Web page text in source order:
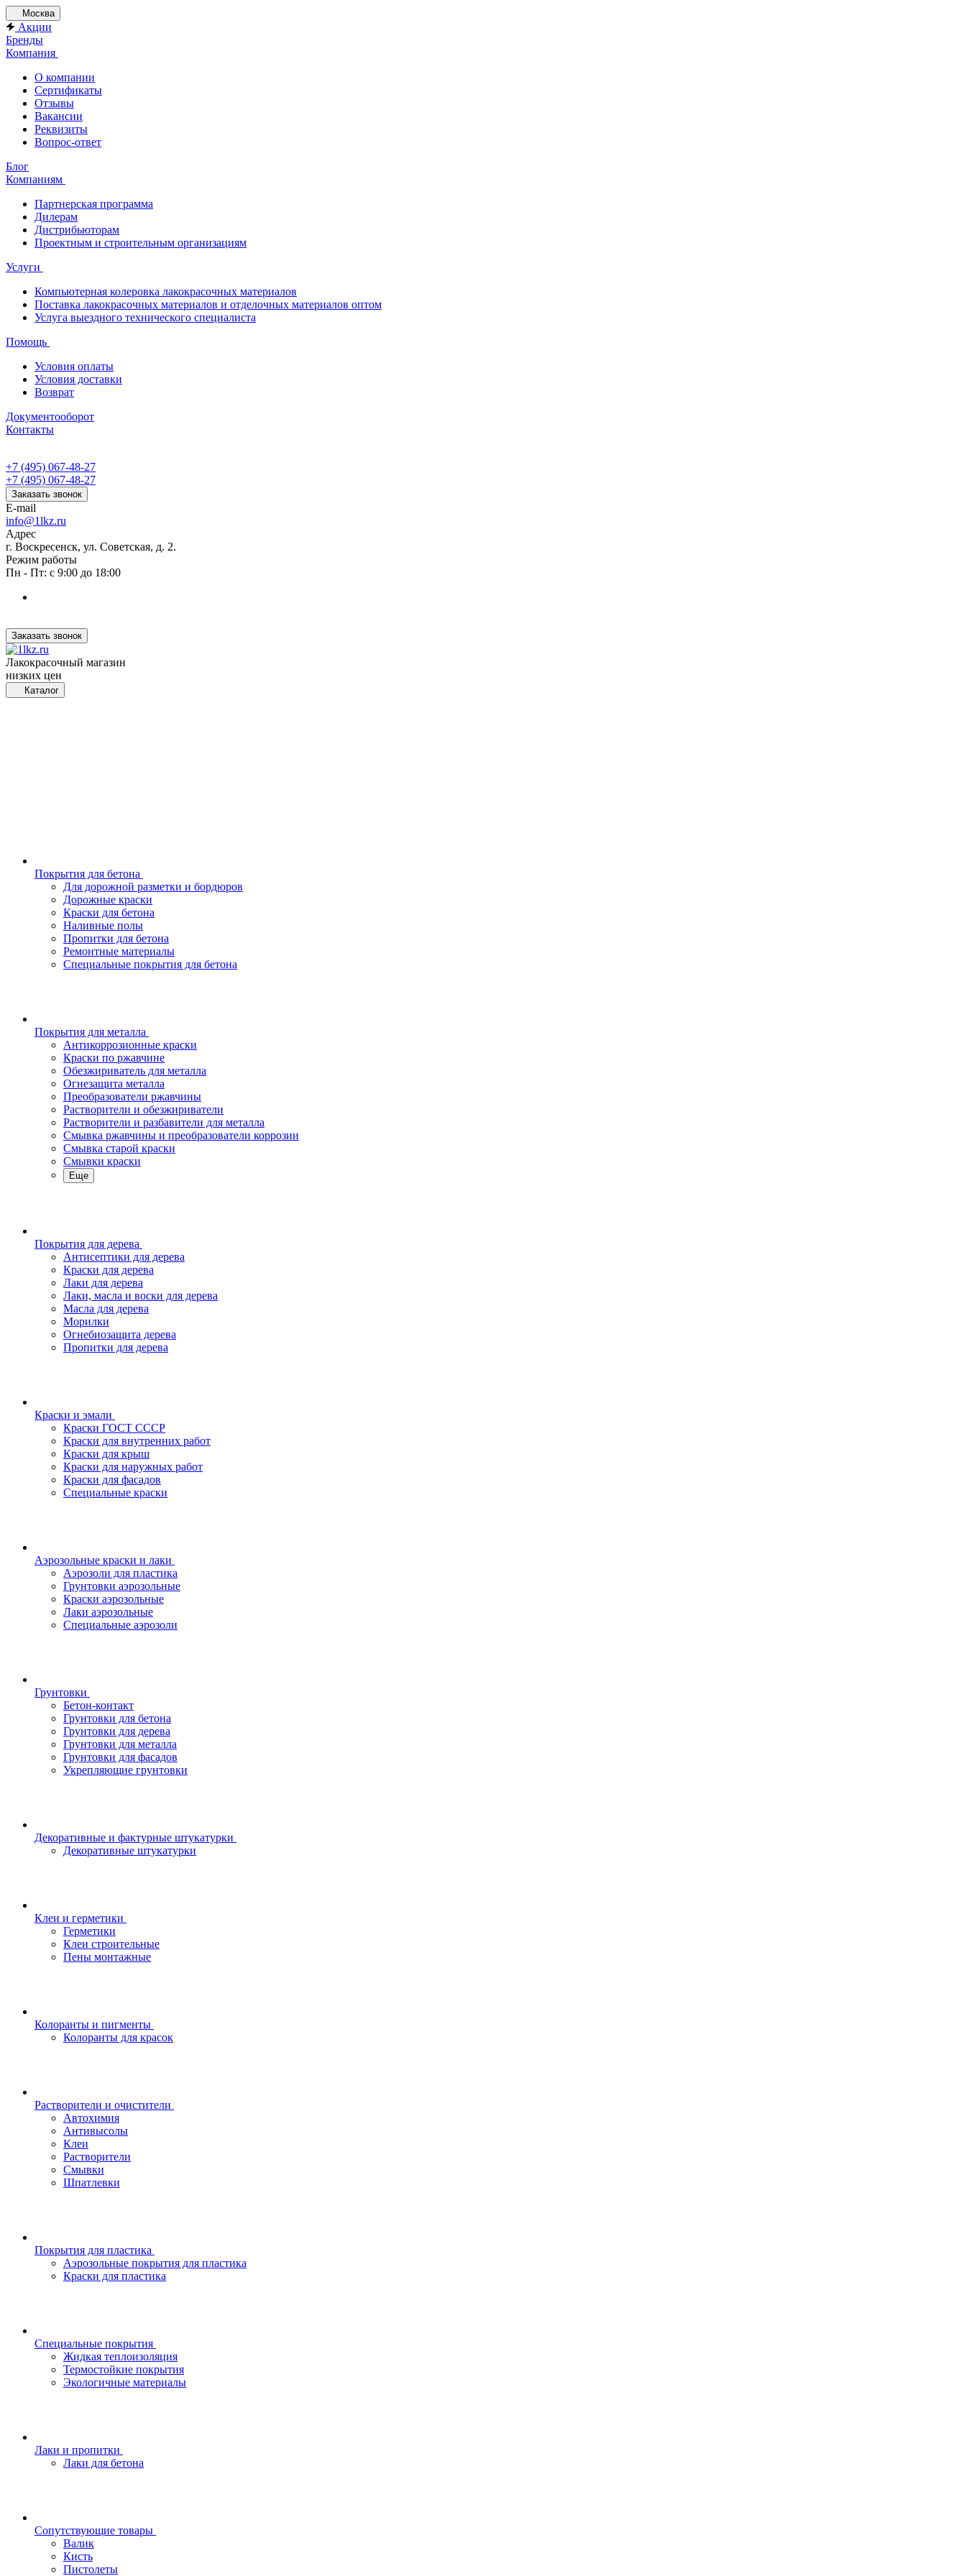
Москва
Акции
Бренды
Компания
О компании
Сертификаты
Отзывы
Вакансии
Реквизиты
Вопрос-ответ
Блог
Компаниям
Партнерская программа
Дилерам
Дистрибьюторам
Проектным и строительным организациям
Услуги
Компьютерная колеровка лакокрасочных материалов
Поставка лакокрасочных материалов и отделочных материалов оптом
Услуга выездного технического специалиста
Помощь
Условия оплаты
Условия доставки
Возврат
Документооборот
Контакты
+7 (495) 067-48-27
+7 (495) 067-48-27
Заказать звонок
E-mail
info@1lkz.ru
Адрес
г. Воскресенск, ул. Советская, д. 2.
Режим работы
Пн - Пт: с 9:00 до 18:00
Заказать звонок
Лакокрасочный магазин
низких цен
Каталог
Покрытия для бетона
Для дорожной разметки и бордюров
Дорожные краски
Краски для бетона
Наливные полы
Пропитки для бетона
Ремонтные материалы
Специальные покрытия для бетона
Покрытия для металла
Антикоррозионные краски
Краски по ржавчине
Обезжириватель для металла
Огнезащита металла
Преобразователи ржавчины
Растворители и обезжириватели
Растворители и разбавители для металла
Смывка ржавчины и преобразователи коррозии
Смывка старой краски
Смывки краски
Еще
Покрытия для дерева
Антисептики для дерева
Краски для дерева
Лаки для дерева
Лаки, масла и воски для дерева
Масла для дерева
Морилки
Огнебиозащита дерева
Пропитки для дерева
Краски и эмали
Краски ГОСТ СССР
Краски для внутренних работ
Краски для крыш
Краски для наружных работ
Краски для фасадов
Специальные краски
Аэрозольные краски и лаки
Аэрозоли для пластика
Грунтовки аэрозольные
Краски аэрозольные
Лаки аэрозольные
Специальные аэрозоли
Грунтовки
Бетон-контакт
Грунтовки для бетона
Грунтовки для дерева
Грунтовки для металла
Грунтовки для фасадов
Укрепляющие грунтовки
Декоративные и фактурные штукатурки
Декоративные штукатурки
Клеи и герметики
Герметики
Клеи строительные
Пены монтажные
Колоранты и пигменты
Колоранты для красок
Растворители и очистители
Автохимия
Антивысолы
Клеи
Растворители
Смывки
Шпатлевки
Покрытия для пластика
Аэрозольные покрытия для пластика
Краски для пластика
Специальные покрытия
Жидкая теплоизоляция
Термостойкие покрытия
Экологичные материалы
Лаки и пропитки
Лаки для бетона
Сопутствующие товары
Валик
Кисть
Пистолеты